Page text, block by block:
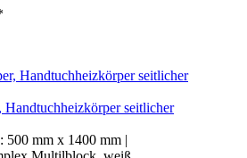
seitlicher
500 mm x 1400 mm |